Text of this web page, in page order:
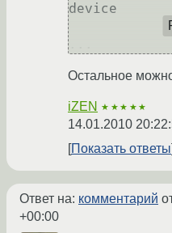
device
Остальное
iZEN ★★★★★
14.01.2010
Показать ответы
Ответ на: комментарий
+00:00